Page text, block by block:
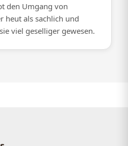
den Umgang von
heut als sachlich und
viel geselliger gewesen.